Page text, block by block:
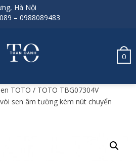
Hà Nội
– 0988089483
0
TOTO / TOTO TBG07304V
sen âm tường kèm nút chuyển